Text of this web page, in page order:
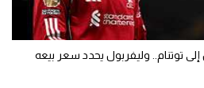
إلى توتنام.. وليفربول يحدد سعر بيعه